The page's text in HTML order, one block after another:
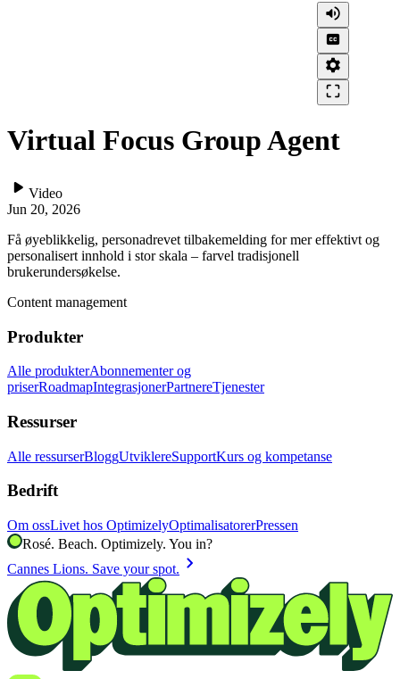
volume_up
closed_caption
settings
crop_free
Virtual Focus Group Agent
play_arrow Video
Jun 20, 2026
Få øyeblikkelig, personadrevet tilbakemelding for mer effektivt og
personalisert innhold i stor skala – farvel tradisjonell
brukerundersøkelse.
Content management
Produkter
Alle produkterAbonnementer og
priserRoadmapIntegrasjonerPartnereTjenester
Ressurser
Alle ressurserBloggUtviklereSupportKurs og kompetanse
Bedrift
Om ossLivet hos OptimizelyOptimalisatorerPressen
Rosé. Beach. Optimizely. You in?
Cannes Lions. Save your spot. chevron_right